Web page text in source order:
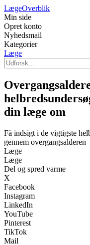
LægeOverblik
Min side
Opret konto
Nyhedsmail
Kategorier
Læge
din læge om
Få indsigt i de vigtigste
gennem overgangsalderen
Læge
Læge
Del og spred varme
X
Facebook
Instagram
LinkedIn
YouTube
Pinterest
TikTok
Mail